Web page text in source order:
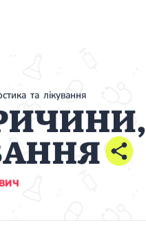
та лікування